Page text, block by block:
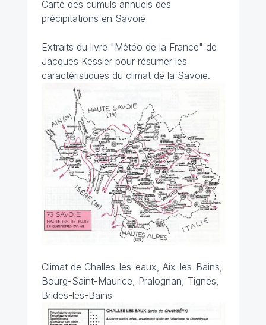
Carte des cumuls annuels des
précipitations en Savoie
Extraits du livre "Météo de la France" de
Jacques Kessler pour résumer les
caractéristiques du climat de la Savoie.
Climat de Challes-les-eaux, Aix-les-Bains,
Bourg-Saint-Maurice, Pralognan, Tignes,
Brides-les-Bains